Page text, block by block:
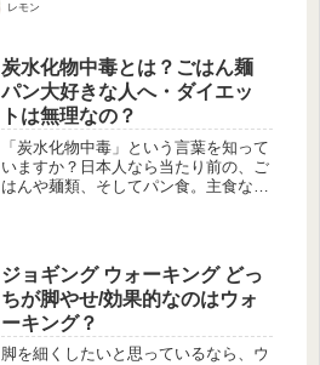
レモン
炭水化物中毒とは？ごはん麺
パン大好きな人へ・ダイエッ
トは無理なの？
「炭水化物中毒」という言葉を知って
いますか？日本人なら当たり前の、ご
はんや麺類、そしてパン食。主食なの
とは？ごはん麺パン大好きな人へ・ダ
イ...
ジョギング ウォーキング どっ
ちが脚やせ/効果的なのはウォ
ーキング？
脚を細くしたいと思っているなら、ウ